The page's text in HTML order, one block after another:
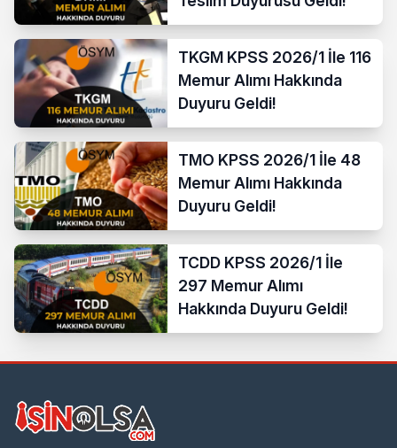
TKGM KPSS 2026/1 İle 116
Memur Alımı Hakkında
Duyuru Geldi!
TMO KPSS 2026/1 İle 48
Memur Alımı Hakkında
Duyuru Geldi!
TCDD KPSS 2026/1 İle
297 Memur Alımı
Hakkında Duyuru Geldi!